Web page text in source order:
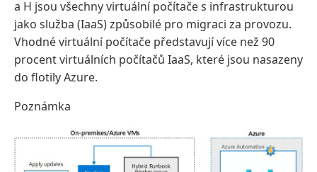
a H jsou všechny virtuální počítače s infrastrukturou
jako služba (IaaS) způsobilé pro migraci za provozu.
Vhodné virtuální počítače představují více než 90
procent virtuálních počítačů IaaS, které jsou nasazeny
do flotily Azure.
Poznámka